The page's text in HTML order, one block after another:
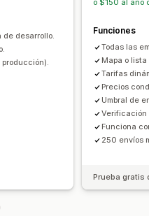
desarrollo.
o $150 al año
Funciones
Todas las
Mapa o
Tarifas
Precios
Umbral de
Verificación
Funciona
250 envíos
Prueba gratis